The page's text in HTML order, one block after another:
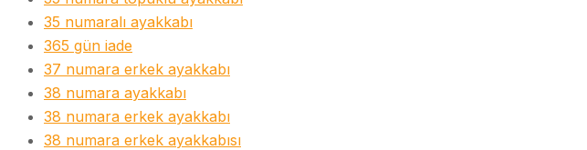
35 numaralı ayakkabı
365 gün iade
37 numara erkek ayakkabı
38 numara ayakkabı
38 numara erkek ayakkabı
38 numara erkek ayakkabısı